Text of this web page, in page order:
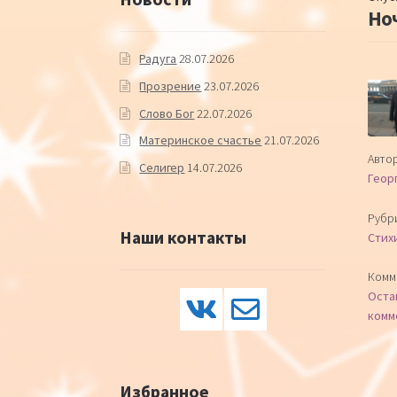
Радуга 28.07.2026
Прозрение 23.07.2026
Слово Бог22.07.2026
Материнское счастье 21.07.2026
Селигер 14.07.2026
Наши контакты
Избранное